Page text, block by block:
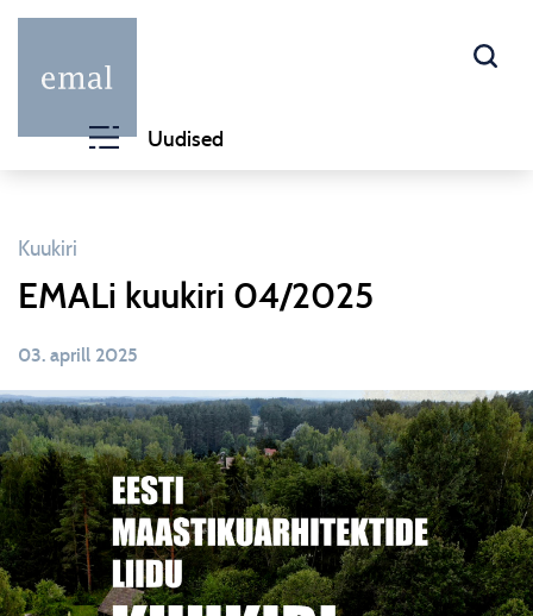
Uudised
Kuukiri
EMALi kuukiri 04/2025
03. aprill 2025